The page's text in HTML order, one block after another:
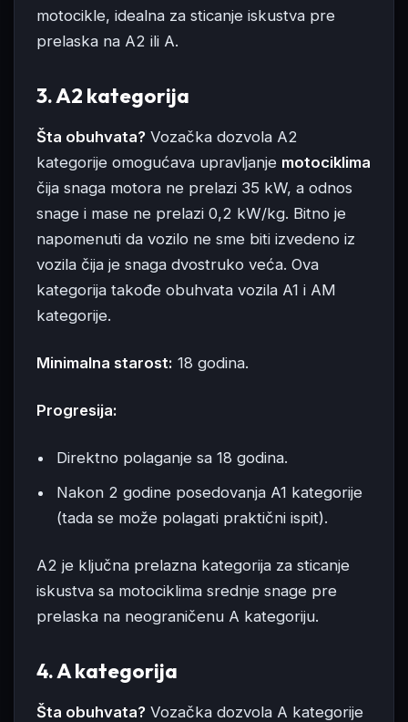
motocikle, idealna za sticanje iskustva pre
prelaska na A2 ili A.
3. A2 kategorija
Šta obuhvata? Vozačka dozvola A2
kategorije omogućava upravljanje motociklima
čija snaga motora ne prelazi 35 kW, a odnos
snage i mase ne prelazi 0,2 kW/kg. Bitno je
napomenuti da vozilo ne sme biti izvedeno iz
vozila čija je snaga dvostruko veća. Ova
kategorija takođe obuhvata vozila A1 i AM
kategorije.
Minimalna starost: 18 godina.
Progresija:
Direktno polaganje sa 18 godina.
Nakon 2 godine posedovanja A1 kategorije
(tada se može polagati praktični ispit).
A2 je ključna prelazna kategorija za sticanje
iskustva sa motociklima srednje snage pre
prelaska na neograničenu A kategoriju.
4. A kategorija
Šta obuhvata? Vozačka dozvola A kategorije